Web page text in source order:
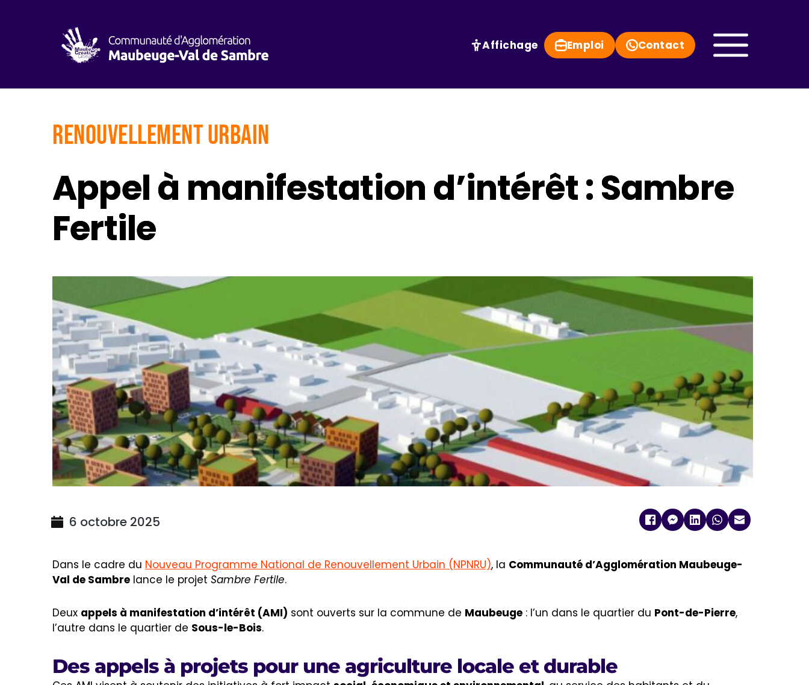
Affichage Emploi Contact
Renouvellement urbain
Appel à manifestation d’intérêt : Sambre
Fertile
6 octobre 2025
Dans le cadre du Nouveau Programme National de Renouvellement Urbain (NPNRU), la Communauté d’Agglomération Maubeuge-
Val de Sambre lance le projet Sambre Fertile.
Deux appels à manifestation d’intérêt (AMI) sont ouverts sur la commune de Maubeuge : l’un dans le quartier du Pont-de-Pierre,
l’autre dans le quartier de Sous-le-Bois.
Des appels à projets pour une agriculture locale et durable